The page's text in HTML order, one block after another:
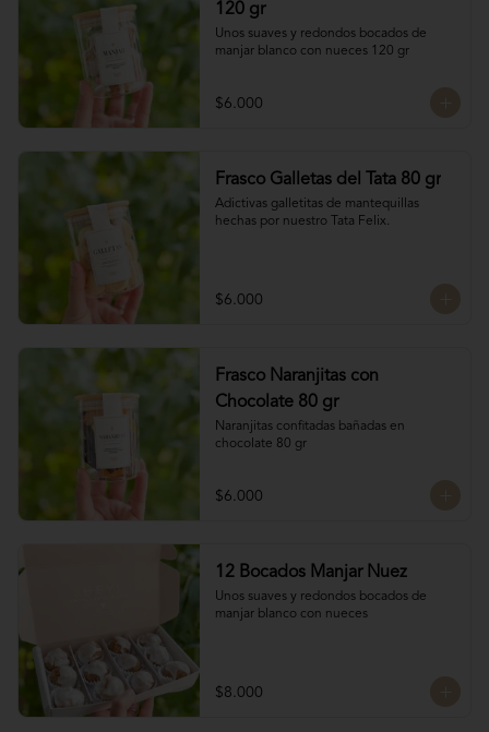
120 gr
Unos suaves y redondos bocados de
manjar blanco con nueces 120 gr
$6.000
Frasco Galletas del Tata 80 gr
Adictivas galletitas de mantequillas
hechas por nuestro Tata Felix.
$6.000
Frasco Naranjitas con
Chocolate 80 gr
Naranjitas confitadas bañadas en
chocolate 80 gr
$6.000
12 Bocados Manjar Nuez
Unos suaves y redondos bocados de
manjar blanco con nueces
$8.000